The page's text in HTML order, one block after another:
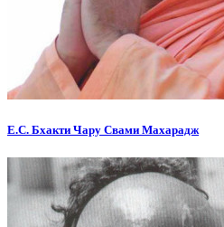
Е.С. Бхакти Чару Свами Махарадж